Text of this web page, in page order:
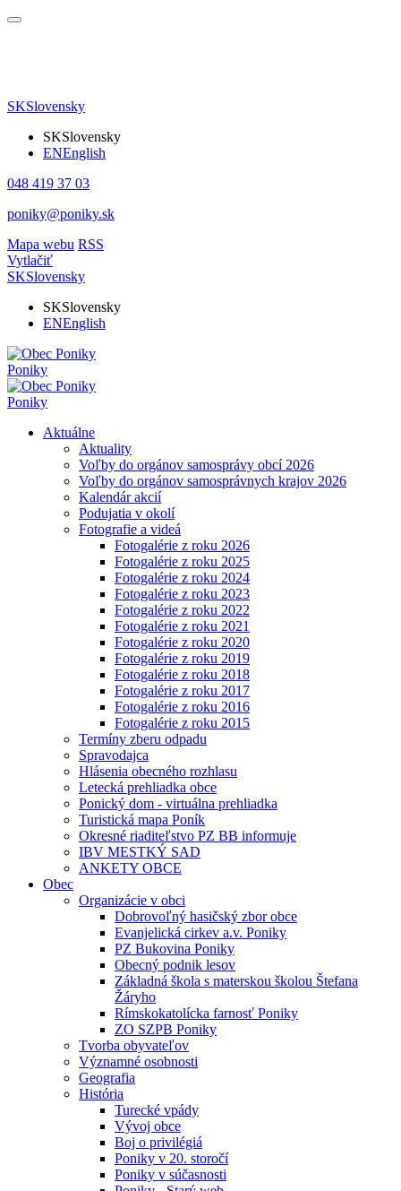
SKSlovensky
SKSlovensky
ENEnglish
048 419 37 03
poniky@poniky.sk
Mapa webu RSS
Vytlačiť
SKSlovensky
SKSlovensky
ENEnglish
Poniky
Poniky
Aktuálne
Aktuality
Voľby do orgánov samosprávy obcí 2026
Voľby do orgánov samosprávnych krajov 2026
Kalendár akcií
Podujatia v okolí
Fotografie a videá
Fotogalérie z roku 2026
Fotogalérie z roku 2025
Fotogalérie z roku 2024
Fotogalérie z roku 2023
Fotogalérie z roku 2022
Fotogalérie z roku 2021
Fotogalérie z roku 2020
Fotogalérie z roku 2019
Fotogalérie z roku 2018
Fotogalérie z roku 2017
Fotogalérie z roku 2016
Fotogalérie z roku 2015
Termíny zberu odpadu
Spravodajca
Hlásenia obecného rozhlasu
Letecká prehliadka obce
Ponický dom - virtuálna prehliadka
Turistická mapa Poník
Okresné riaditeľstvo PZ BB informuje
IBV MESTKÝ SAD
ANKETY OBCE
Obec
Organizácie v obci
Dobrovoľný hasičský zbor obce
Evanjelická cirkev a.v. Poniky
PZ Bukovina Poniky
Obecný podnik lesov
Základná škola s materskou školou Štefana
Žáryho
Rímskokatolícka farnosť Poniky
ZO SZPB Poniky
Tvorba obyvateľov
Významné osobnosti
Geografia
História
Turecké vpády
Vývoj obce
Boj o privilégiá
Poniky v 20. storočí
Poniky v súčasnosti